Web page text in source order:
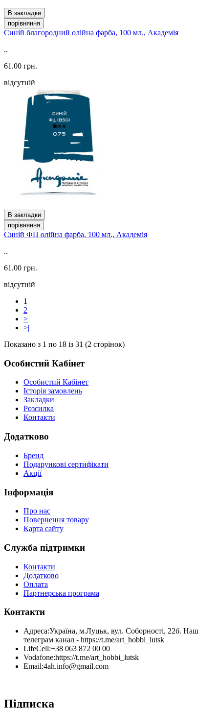
В закладки
порівняння
Синій благородний олійна фарба, 100 мл., Академія
..
61.00 грн.
відсутній
В закладки
порівняння
Синій ФЦ олійна фарба, 100 мл., Академія
..
61.00 грн.
відсутній
1
2
>
>|
Показано з 1 по 18 із 31 (2 сторінок)
Особистий Кабінет
Особистий Кабінет
Історія замовлень
Закладки
Розсилка
Контакти
Додатково
Бренд
Подарункові сертифікати
Акції
Інформація
Про нас
Повернення товару
Карта сайту
Служба підтримки
Контакти
Додатково
Оплата
Партнерська програма
Контакти
Адреса:Україна, м.Луцьк, вул. Соборності, 22б. Наш
телеграм канал - https://t.me/art_hobbi_lutsk
LifeCell:+38 063 872 00 00
Vodafone:https://t.me/art_hobbi_lutsk
Email:4ah.info@gmail.com
Підписка